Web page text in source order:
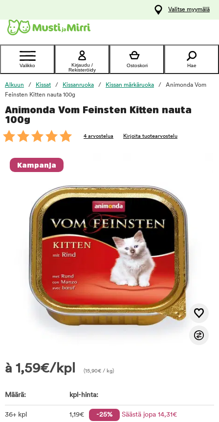
Ota yhteyttä
asiakaspalveluun
Valitse myymälä
Valikko
Kirjaudu /
Rekisteröidy
Ostoskori Hae
Alkuun Kissat Kissanruoka Kissan märkäruoka
Animonda Vom
Feinsten Kitten nauta 100g
Animonda Vom Feinsten Kitten nauta
100g
4 arvostelua Kirjoita tuotearvostelu
Kampanja
à 1,59€/kpl (15,90€ / kg)
Määrä: kpl-hinta:
36+ kpl 1,19€ -25% Säästä jopa 14,31€
foo